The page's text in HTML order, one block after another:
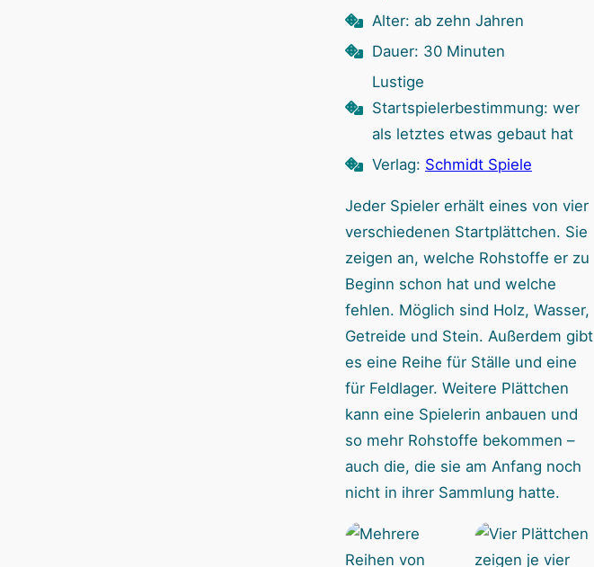
Alter: ab zehn Jahren
Dauer: 30 Minuten
Lustige
Startspielerbestimmung: wer
als letztes etwas gebaut hat
Verlag: Schmidt Spiele
Jeder Spieler erhält eines von vier
verschiedenen Startplättchen. Sie
zeigen an, welche Rohstoffe er zu
Beginn schon hat und welche
fehlen. Möglich sind Holz, Wasser,
Getreide und Stein. Außerdem gibt
es eine Reihe für Ställe und eine
für Feldlager. Weitere Plättchen
kann eine Spielerin anbauen und
so mehr Rohstoffe bekommen –
auch die, die sie am Anfang noch
nicht in ihrer Sammlung hatte.